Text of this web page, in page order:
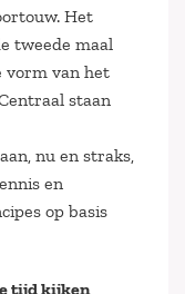
Het
tweede maal
vorm van het
staan
nu en straks,
en
op basis
tijd kijken